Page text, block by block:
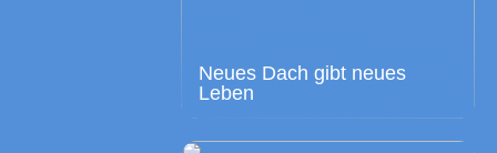
Neues Dach gibt neues
Leben